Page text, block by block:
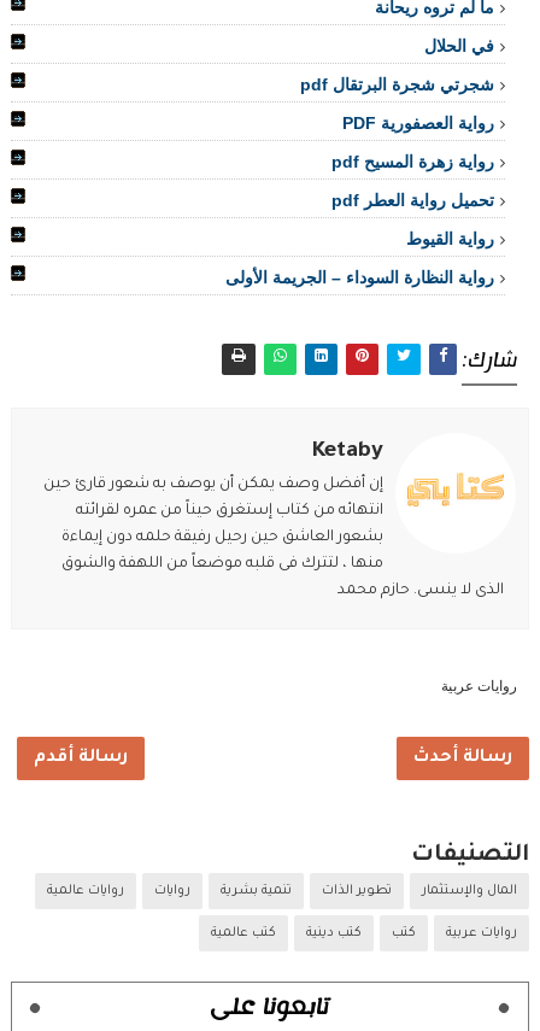
ما لم تروه ريحانة
في الحلال
شجرتي شجرة البرتقال pdf
رواية العصفورية PDF
رواية زهرة المسيح pdf
تحميل رواية العطر pdf
رواية القيوط
رواية النظارة السوداء – الجريمة الأولى
شارك:
Ketaby
إن أفضل وصف يمكن أن يوصف به شعور قارئ حين
انتهائه من كتاب إستغرق حيناً من عمره لقرائته
بشعور العاشق حين رحيل رفيقة حلمه دون إيماءة
منها ، لتترك فى قلبه موضعاً من اللهفة والشوق
الذى لا ينسى. حازم محمد
روايات عربية
رسالة أحدث رسالة أقدم
التصنيفات
المال والإستثمار تطوير الذات تنمية بشرية روايات روايات عالمية
روايات عربية كتب كتب دينية كتب عالمية
تابعونا على